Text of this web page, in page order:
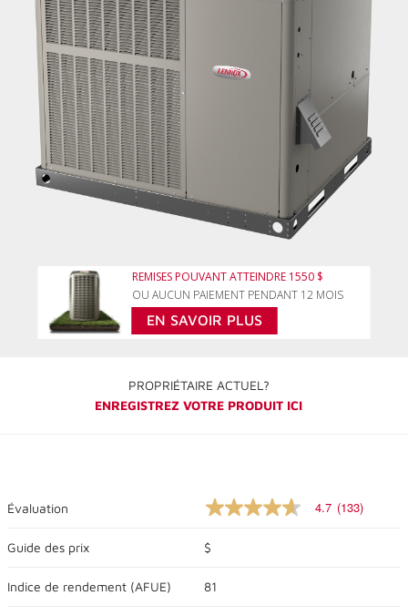
REMISES POUVANT ATTEINDRE 1550 $
OU AUCUN PAIEMENT PENDANT 12 MOIS
EN SAVOIR PLUS
PROPRIÉTAIRE ACTUEL?
ENREGISTREZ VOTRE PRODUIT ICI
Évaluation
4.7
5
étoiles,
nominale
4.7 (133)
Guide des prix $
Indice de rendement (AFUE) 81